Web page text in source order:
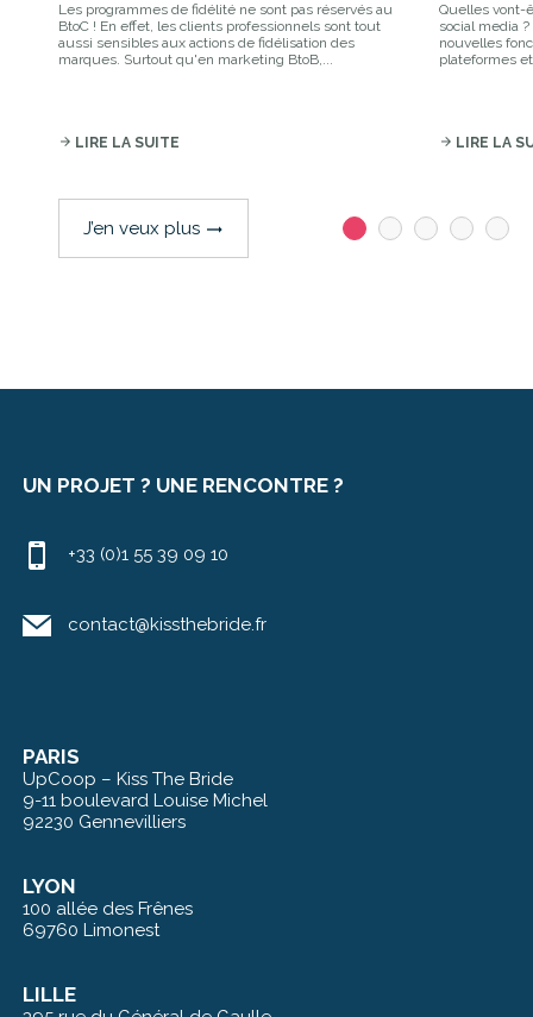
Les programmes de fidélité ne sont pas réservés au
BtoC ! En effet, les clients professionnels sont tout
aussi sensibles aux actions de fidélisation des
marques. Surtout qu'en marketing BtoB,...
arrow_forward LIRE LA SUITE
Quelles vont-
social media
nouvelles
plateformes
arrow_forward LIRE LA
J’en veux plus trending_flat
UN PROJET ? UNE RENCONTRE ?
+33 (0)1 55 39 09 10
contact@kissthebride.fr
PARIS
UpCoop – Kiss The Bride
9-11 boulevard Louise Michel
92230 Gennevilliers
LYON
100 allée des Frênes
69760 Limonest
LILLE